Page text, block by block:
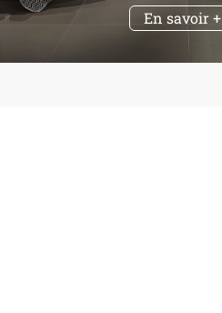
En savoir +